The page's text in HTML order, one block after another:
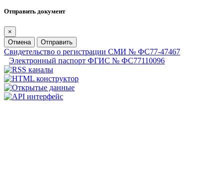
Отправить документ
×
Отмена
Отправить
Свидетельство о регистрации СМИ № ФС77-47467
Электронный паспорт ФГИС № ФС77110096